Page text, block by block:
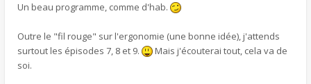
Un beau programme, comme d'hab.
Outre le "fil rouge" sur l'ergonomie (une bonne idée), j'attends
surtout les épisodes 7, 8 et 9.
Mais j'écouterai tout, cela va de
soi.